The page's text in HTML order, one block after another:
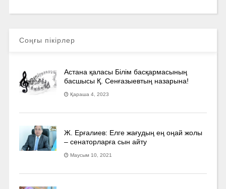
Соңғы пікірлер
Астана қаласы Білім басқармасының
басшысы Қ. Сенғазыевтың назарына!
Қараша 4, 2023
Ж. Ерғалиев: Елге жағудың ең оңай жолы
– сенаторларға сын айту
Маусым 10, 2021